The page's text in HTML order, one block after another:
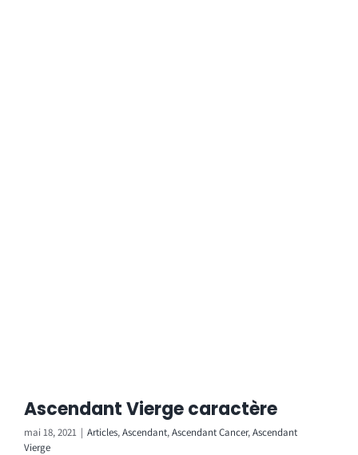
Ascendant Vierge caractère
mai 18, 2021 | Articles,Ascendant,Ascendant Cancer,Ascendant
Vierge